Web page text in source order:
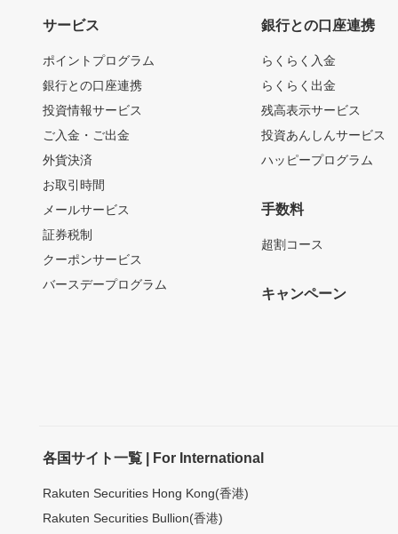
サービス
ポイントプログラム
銀行との口座連携
投資情報サービス
ご入金・ご出金
外貨決済
お取引時間
メールサービス
証券税制
クーポンサービス
バースデープログラム
銀行との口座連携
らくらく入金
らくらく出金
残高表示サービス
投資あんしんサービス
ハッピープログラム
手数料
超割コース
キャンペーン
各国サイト一覧 | For International
Rakuten Securities Hong Kong(香港)
Rakuten Securities Bullion(香港)